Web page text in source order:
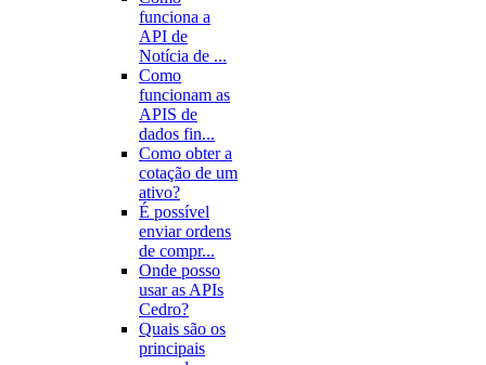
funciona a
API de
Notícia de ...
Como
funcionam as
APIS de
dados fin...
Como obter a
cotação de um
ativo?
É possível
enviar ordens
de compr...
Onde posso
usar as APIs
Cedro?
Quais são os
principais